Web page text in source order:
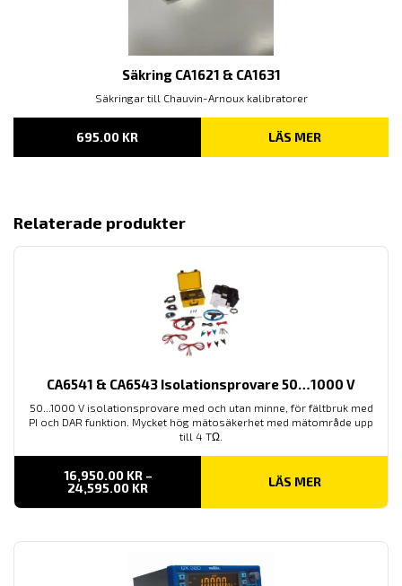
Säkring CA1621 & CA1631
Säkringar till Chauvin-Arnoux kalibratorer
695.00 KR LÄS MER
Relaterade produkter
CA6541 & CA6543 Isolationsprovare 50…1000 V
50...1000 V isolationsprovare med och utan minne, för fältbruk med
PI och DAR funktion. Mycket hög mätosäkerhet med mätområde upp
till 4 TΩ.
16,950.00 KR –
24,595.00 KRPRISINTERVALL:
TILL
LÄS MER